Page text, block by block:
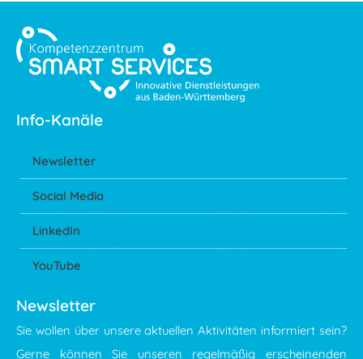
Info-Kanäle
Newsletter
Social Media
LinkedIn
YouTube
Newsletter
Sie wollen über unsere aktuellen Aktivitäten informiert sein?
Gerne können Sie unseren regelmäßig erscheinenden